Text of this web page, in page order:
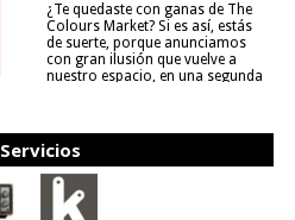
¿Te quedaste con ganas de The
Colours Market? Si es así, estás
de suerte, porque anunciamos
con gran ilusión que vuelve a
nuestro espacio, en una segunda
Servicios